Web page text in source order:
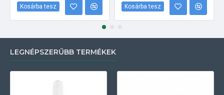
Kosárba tesz Kosárba tesz
LEGNÉPSZERŰBB TERMÉKEK